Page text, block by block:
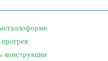
конструкции